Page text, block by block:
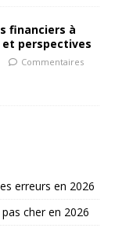
financiers à
et perspectives
Commentaires
erreurs en 2026
cher en 2026